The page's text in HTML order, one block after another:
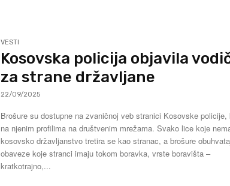
VESTI
Kosovska policija objavila
za strane državljane
22/09/2025
Brošure su dostupne na zvaničnoj veb stranici Kosovske policije,
na njenim profilima na društvenim mrežama. Svako lice koje nema
kosovsko državljanstvo tretira se kao stranac, a brošure
obaveze koje stranci imaju tokom boravka, vrste boravišta –
kratkotrajno,...